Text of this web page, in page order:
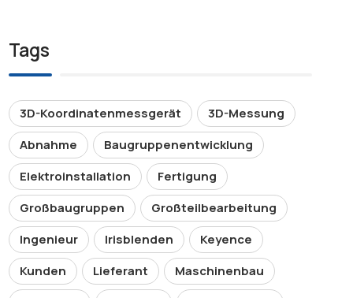
Tags
3D-Koordinatenmessgerät
3D-Messung
Abnahme
Baugruppenentwicklung
Elektroinstallation
Fertigung
Großbaugruppen
Großteilbearbeitung
Ingenieur
Irisblenden
Keyence
Kunden
Lieferant
Maschinenbau